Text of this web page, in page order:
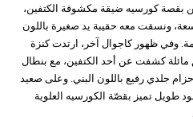
بقصة كورسيه ضيقة مكشوفة الكتفين،
ونسقت معه حقيبة يد صغيرة باللون
وفي ظهور كاجوال آخر، ارتدت كنزة
مائلة كشفت عن أحد الكتفين، مع بنطال
جلدي رفيع باللون البني. وعلى صعيد
طويل تميز بقصّة الكورسيه العلوية